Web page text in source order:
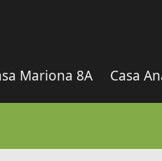
Mariona 8A Casa